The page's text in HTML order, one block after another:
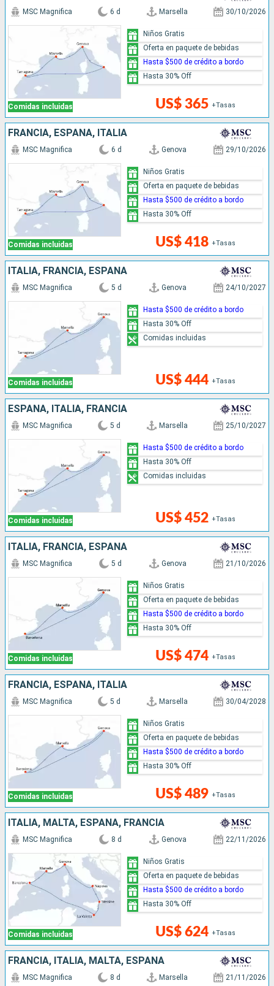
Comidas incluidas
MSC Magnifica 6 d Marsella 30/10/2026
US$ 365 +Tasas
Niños Gratis
Oferta en paquete de bebidas
Hasta $500 de crédito a bordo
Hasta 30% Off
FRANCIA, ESPAÑA, ITALIA
Comidas incluidas
MSC Magnifica 6 d Genova 29/10/2026
US$ 418 +Tasas
Niños Gratis
Oferta en paquete de bebidas
Hasta $500 de crédito a bordo
Hasta 30% Off
ITALIA, FRANCIA, ESPAÑA
Comidas incluidas
MSC Magnifica 5 d Genova 24/10/2027
US$ 444 +Tasas
Hasta $500 de crédito a bordo
Hasta 30% Off
Comidas incluidas
ESPAÑA, ITALIA, FRANCIA
Comidas incluidas
MSC Magnifica 5 d Marsella 25/10/2027
US$ 452 +Tasas
Hasta $500 de crédito a bordo
Hasta 30% Off
Comidas incluidas
ITALIA, FRANCIA, ESPAÑA
Comidas incluidas
MSC Magnifica 5 d Genova 21/10/2026
US$ 474 +Tasas
Niños Gratis
Oferta en paquete de bebidas
Hasta $500 de crédito a bordo
Hasta 30% Off
FRANCIA, ESPAÑA, ITALIA
Comidas incluidas
MSC Magnifica 5 d Marsella 30/04/2028
US$ 489 +Tasas
Niños Gratis
Oferta en paquete de bebidas
Hasta $500 de crédito a bordo
Hasta 30% Off
ITALIA, MALTA, ESPAÑA, FRANCIA
Comidas incluidas
MSC Magnifica 8 d Genova 22/11/2026
US$ 624 +Tasas
Niños Gratis
Oferta en paquete de bebidas
Hasta $500 de crédito a bordo
Hasta 30% Off
FRANCIA, ITALIA, MALTA, ESPAÑA
MSC Magnifica 8 d Marsella 21/11/2026